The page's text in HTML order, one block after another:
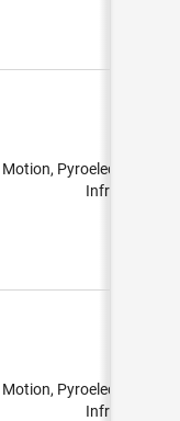
Motion, Pyroelectric, PIR
Infrared)
Motion, Pyroelectric, PIR
Infrared)